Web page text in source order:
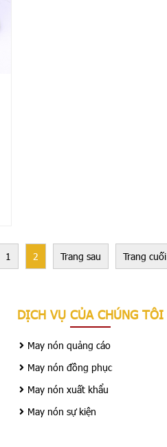
1 2 Trang sau Trang cuối
DỊCH VỤ CỦA CHÚNG TÔI
May nón quảng cáo
May nón đồng phục
May nón xuất khẩu
May nón sự kiện